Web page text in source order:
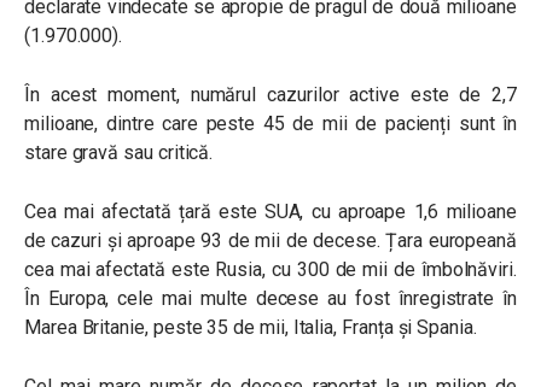
declarate vindecate se apropie de pragul de două milioane
(1.970.000).
În acest moment, numărul cazurilor active este de 2,7
milioane, dintre care peste 45 de mii de pacienți sunt în
stare gravă sau critică.
Cea mai afectată țară este SUA, cu aproape 1,6 milioane
de cazuri și aproape 93 de mii de decese. Țara europeană
cea mai afectată este Rusia, cu 300 de mii de îmbolnăviri.
În Europa, cele mai multe decese au fost înregistrate în
Marea Britanie, peste 35 de mii, Italia, Franța și Spania.